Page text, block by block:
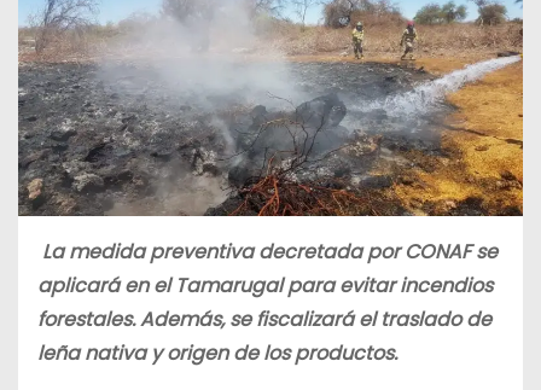
La medida preventiva decretada por CONAF se
aplicará en el Tamarugal para evitar incendios
forestales. Además, se fiscalizará el traslado de
leña nativa y origen de los productos.